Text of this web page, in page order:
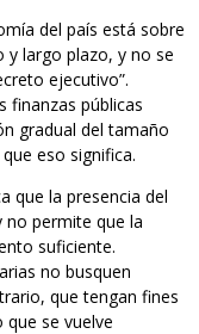
del país está sobre
y largo plazo, y no se
ejecutivo”.
finanzas públicas
gradual del tamaño
eso significa.
que la presencia del
no permite que la
suficiente.
no busquen
que tengan fines
se vuelve